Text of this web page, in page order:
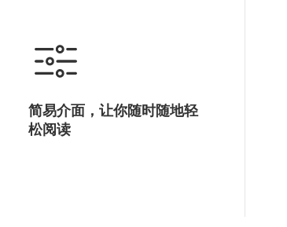
简易介面，让你随时随地轻
松阅读